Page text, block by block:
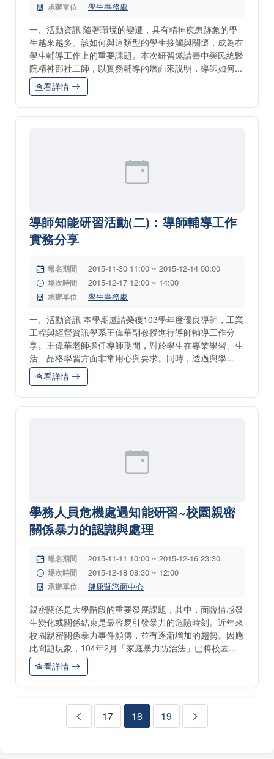
承辦單位 學生事務處
一、活動資訊 隨著環境的變遷，具有精神疾患跡象的學
生越來越多。該如何與這類型的學生接觸與關懷，成為在
學生輔導工作上的重要課題。本次研習邀請臺中榮民總醫
院精神部社工師，以實務輔導的層面來說明，導師如何...
查看詳情
導師知能研習活動(二)：導師輔導工作
實務分享
報名期間 2015-11-30 11:00 ~ 2015-12-14 00:00
場次時間 2015-12-17 12:00 ~ 14:00
承辦單位 學生事務處
一、活動資訊 本學期邀請榮獲103學年度優良導師，工業
工程與經營資訊學系王偉華副教授進行導師輔導工作分
享。王偉華老師擔任導師期間，對於學生在專業學習、生
活、品格學習方面非常用心與要求。同時，透過與學...
查看詳情
學務人員危機處遇知能研習~校園親密
關係暴力的認識與處理
報名期間 2015-11-11 10:00 ~ 2015-12-16 23:30
場次時間 2015-12-18 08:30 ~ 12:00
承辦單位 健康暨諮商中心
親密關係是大學階段的重要發展課題，其中，面臨情感發
生變化或關係結束是最容易引發暴力的危險時刻。近年來
校園親密關係暴力事件頻傳，並有逐漸增加的趨勢。因應
此問題現象，104年2月「家庭暴力防治法」已將校園...
查看詳情
17 18 19